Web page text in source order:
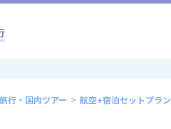
行・国内ツアー > 航空+宿泊セットプラン